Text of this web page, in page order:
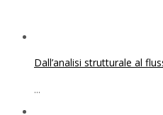
Dall’analisi strutturale al
...